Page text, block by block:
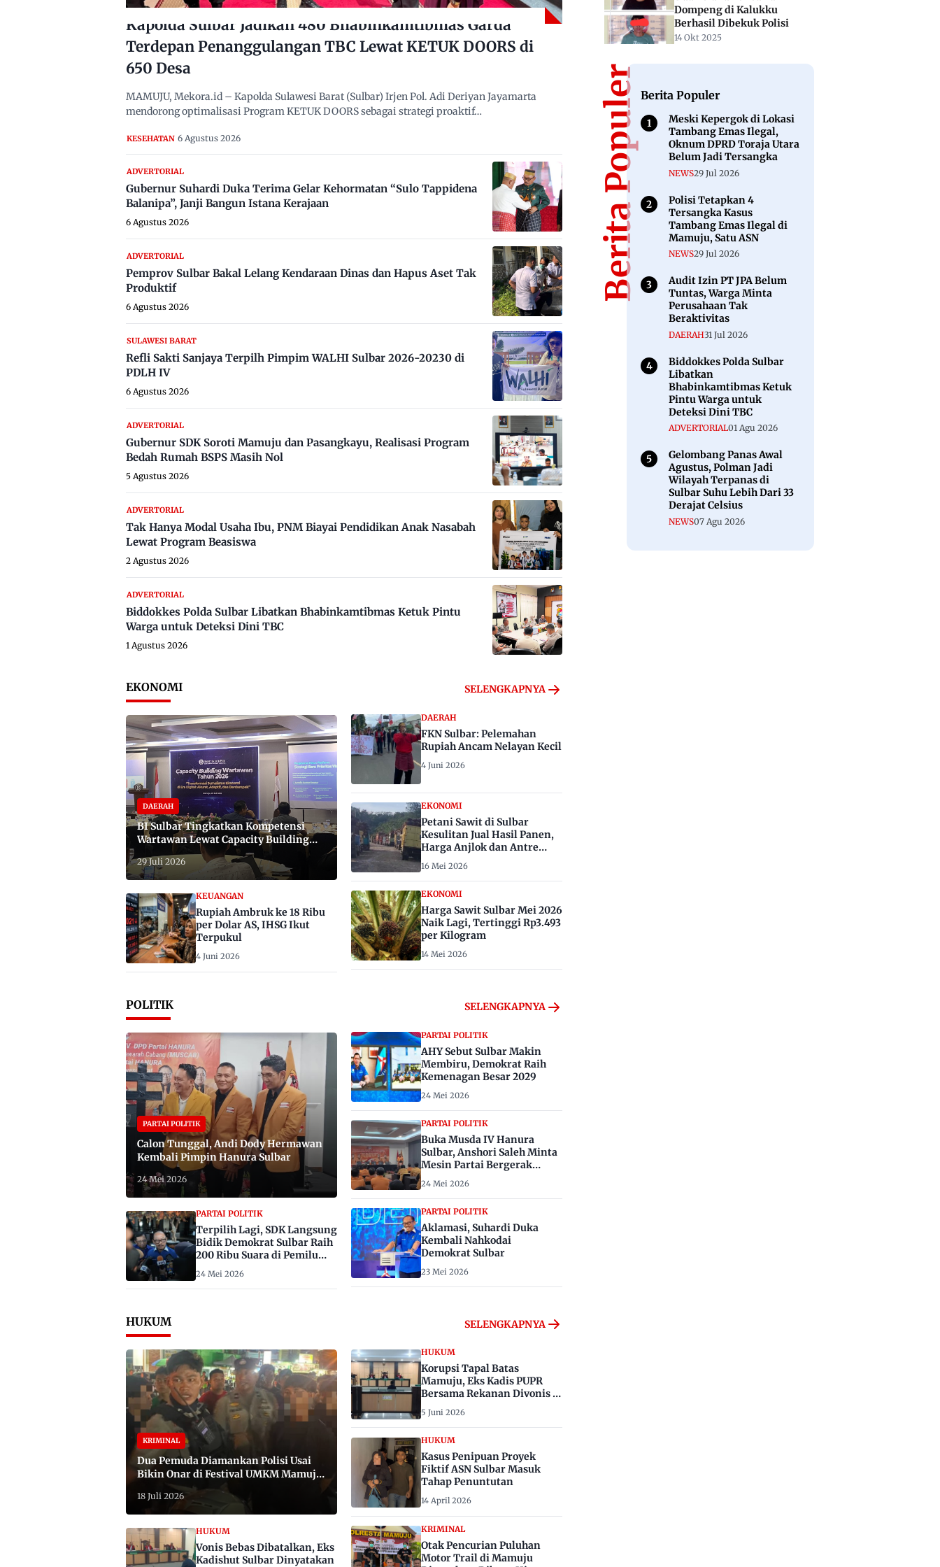
Kapolda Sulbar Jadikan 480 Bhabinkamtibmas Garda
Terdepan Penanggulangan TBC Lewat KETUK DOORS di
650 Desa
MAMUJU, Mekora.id – Kapolda Sulawesi Barat (Sulbar) Irjen Pol. Adi Deriyan Jayamarta
mendorong optimalisasi Program KETUK DOORS sebagai strategi proaktif…
KESEHATAN 6 Agustus 2026
ADVERTORIAL
Gubernur Suhardi Duka Terima Gelar Kehormatan “Sulo Tappidena
Balanipa”, Janji Bangun Istana Kerajaan
6 Agustus 2026
ADVERTORIAL
Pemprov Sulbar Bakal Lelang Kendaraan Dinas dan Hapus Aset Tak
Produktif
6 Agustus 2026
SULAWESI BARAT
Refli Sakti Sanjaya Terpilh Pimpim WALHI Sulbar 2026-20230 di
PDLH IV
6 Agustus 2026
ADVERTORIAL
Gubernur SDK Soroti Mamuju dan Pasangkayu, Realisasi Program
Bedah Rumah BSPS Masih Nol
5 Agustus 2026
ADVERTORIAL
Tak Hanya Modal Usaha Ibu, PNM Biayai Pendidikan Anak Nasabah
Lewat Program Beasiswa
2 Agustus 2026
ADVERTORIAL
Biddokkes Polda Sulbar Libatkan Bhabinkamtibmas Ketuk Pintu
Warga untuk Deteksi Dini TBC
1 Agustus 2026
EKONOMI SELENGKAPNYA
DAERAH
BI Sulbar Tingkatkan Kompetensi
Wartawan Lewat Capacity Building
2026
29 Juli 2026
KEUANGAN
Rupiah Ambruk ke 18 Ribu
per Dolar AS, IHSG Ikut
Terpukul
4 Juni 2026
DAERAH
FKN Sulbar: Pelemahan
Rupiah Ancam Nelayan Kecil
4 Juni 2026
EKONOMI
Petani Sawit di Sulbar
Kesulitan Jual Hasil Panen,
Harga Anjlok dan Antre
16 Mei 2026
EKONOMI
Harga Sawit Sulbar Mei 2026
Naik Lagi, Tertinggi Rp3.493
per Kilogram
14 Mei 2026
POLITIK SELENGKAPNYA
PARTAI POLITIK
Calon Tunggal, Andi Dody Hermawan
Kembali Pimpin Hanura Sulbar
24 Mei 2026
PARTAI POLITIK
Terpilih Lagi, SDK Langsung
Bidik Demokrat Sulbar Raih
200 Ribu Suara di Pemilu
2029
24 Mei 2026
PARTAI POLITIK
AHY Sebut Sulbar Makin
Membiru, Demokrat Raih
Kemenagan Besar 2029
24 Mei 2026
PARTAI POLITIK
Buka Musda IV Hanura
Sulbar, Anshori Saleh Minta
Mesin Partai Bergerak
Menangkan Pemilu 2029
24 Mei 2026
PARTAI POLITIK
Aklamasi, Suhardi Duka
Kembali Nahkodai
Demokrat Sulbar
23 Mei 2026
HUKUM SELENGKAPNYA
KRIMINAL
Dua Pemuda Diamankan Polisi Usai
Bikin Onar di Festival UMKM Mamuju,
Satu Bawa Badik
18 Juli 2026
HUKUM
Vonis Bebas Dibatalkan, Eks
Kadishut Sulbar Dinyatakan
HUKUM
Korupsi Tapal Batas
Mamuju, Eks Kadis PUPR
Bersama Rekanan Divonis 6
dan 8 Tahun Penjara
5 Juni 2026
HUKUM
Kasus Penipuan Proyek
Fiktif ASN Sulbar Masuk
Tahap Penuntutan
14 April 2026
KRIMINAL
Otak Pencurian Puluhan
Motor Trail di Mamuju
Dompeng di Kalukku
Berhasil Dibekuk Polisi
14 Okt 2025
Berita PopulerBerita Populer
Meski Kepergok di Lokasi
Tambang Emas Ilegal,
Oknum DPRD Toraja Utara
Belum Jadi Tersangka
NEWS29 Jul 2026
Polisi Tetapkan 4
Tersangka Kasus
Tambang Emas Ilegal di
Mamuju, Satu ASN
NEWS29 Jul 2026
Audit Izin PT JPA Belum
Tuntas, Warga Minta
Perusahaan Tak
Beraktivitas
DAERAH31 Jul 2026
Biddokkes Polda Sulbar
Libatkan
Bhabinkamtibmas Ketuk
Pintu Warga untuk
Deteksi Dini TBC
ADVERTORIAL01 Agu 2026
Gelombang Panas Awal
Agustus, Polman Jadi
Wilayah Terpanas di
Sulbar Suhu Lebih Dari 33
Derajat Celsius
NEWS07 Agu 2026